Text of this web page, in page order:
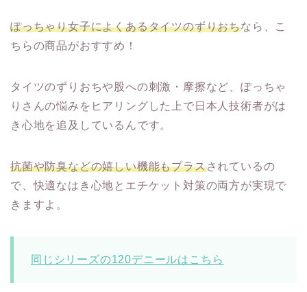
ぽっちゃり女子によくあるタイツのずりおちなら、こ
ちらの商品がおすすめ！
タイツのずりおちや股への刺激・摩擦など、ぽっちゃ
りさんの悩みをヒアリングした上で日本人技術者がは
き心地を追及しているんです。
抗菌や防臭などの嬉しい機能もプラスされているの
で、快適なはき心地とエチケット対策の両方が実現で
きますよ。
同じシリーズの120デニールはこちら